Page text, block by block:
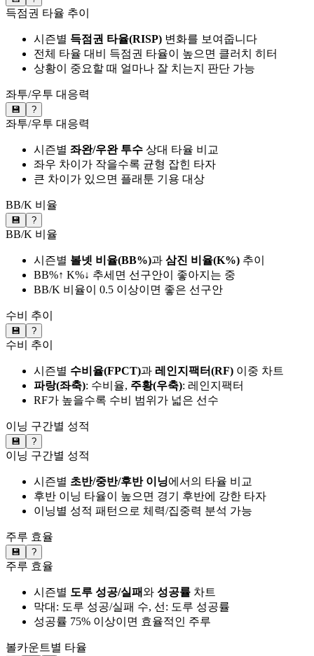
득점권 타율 추이
시즌별 득점권 타율(RISP) 변화를 보여줍니다
전체 타율 대비 득점권 타율이 높으면 클러치 히터
상황이 중요할 때 얼마나 잘 치는지 판단 가능
좌투/우투 대응력
💾 ?
좌투/우투 대응력
시즌별 좌완/우완 투수 상대 타율 비교
좌우 차이가 작을수록 균형 잡힌 타자
큰 차이가 있으면 플래툰 기용 대상
BB/K 비율
💾 ?
BB/K 비율
시즌별 볼넷 비율(BB%)과 삼진 비율(K%) 추이
BB%↑ K%↓ 추세면 선구안이 좋아지는 중
BB/K 비율이 0.5 이상이면 좋은 선구안
수비 추이
💾 ?
수비 추이
시즌별 수비율(FPCT)과 레인지팩터(RF) 이중 차트
파랑(좌축): 수비율, 주황(우축): 레인지팩터
RF가 높을수록 수비 범위가 넓은 선수
이닝 구간별 성적
💾 ?
이닝 구간별 성적
시즌별 초반/중반/후반 이닝에서의 타율 비교
후반 이닝 타율이 높으면 경기 후반에 강한 타자
이닝별 성적 패턴으로 체력/집중력 분석 가능
주루 효율
💾 ?
주루 효율
시즌별 도루 성공/실패와 성공률 차트
막대: 도루 성공/실패 수, 선: 도루 성공률
성공률 75% 이상이면 효율적인 주루
볼카운트별 타율